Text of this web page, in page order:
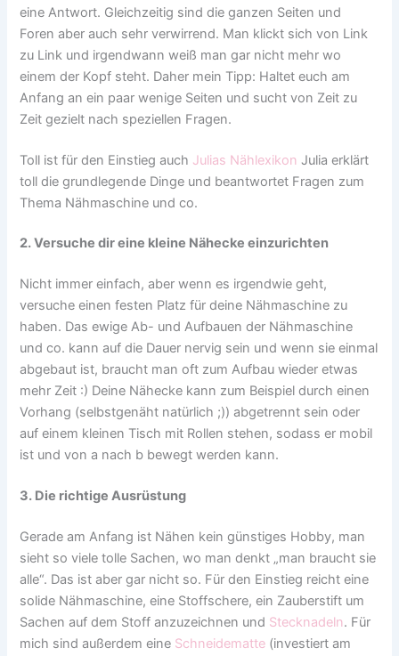
eine Antwort. Gleichzeitig sind die ganzen Seiten und
Foren aber auch sehr verwirrend. Man klickt sich von Link
zu Link und irgendwann weiß man gar nicht mehr wo
einem der Kopf steht. Daher mein Tipp: Haltet euch am
Anfang an ein paar wenige Seiten und sucht von Zeit zu
Zeit gezielt nach speziellen Fragen.
Toll ist für den Einstieg auch Julias Nählexikon Julia erklärt
toll die grundlegende Dinge und beantwortet Fragen zum
Thema Nähmaschine und co.
2. Versuche dir eine kleine Nähecke einzurichten
Nicht immer einfach, aber wenn es irgendwie geht,
versuche einen festen Platz für deine Nähmaschine zu
haben. Das ewige Ab- und Aufbauen der Nähmaschine
und co. kann auf die Dauer nervig sein und wenn sie einmal
abgebaut ist, braucht man oft zum Aufbau wieder etwas
mehr Zeit :) Deine Nähecke kann zum Beispiel durch einen
Vorhang (selbstgenäht natürlich ;)) abgetrennt sein oder
auf einem kleinen Tisch mit Rollen stehen, sodass er mobil
ist und von a nach b bewegt werden kann.
3. Die richtige Ausrüstung
Gerade am Anfang ist Nähen kein günstiges Hobby, man
sieht so viele tolle Sachen, wo man denkt „man braucht sie
alle“. Das ist aber gar nicht so. Für den Einstieg reicht eine
solide Nähmaschine, eine Stoffschere, ein Zauberstift um
Sachen auf dem Stoff anzuzeichnen und Stecknadeln. Für
mich sind außerdem eine Schneidematte (investiert am